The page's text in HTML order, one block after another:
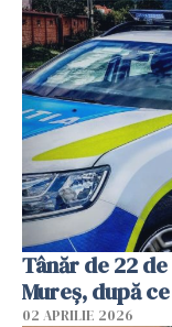
Tânăr de 22
Mureș, după
02 APRILIE 2026